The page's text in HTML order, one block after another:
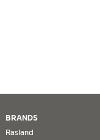
BRANDS
Rasland